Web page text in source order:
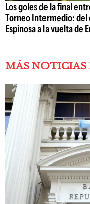
Los goles de la final
Torneo Intermedio: del
Espinosa a la vuelta de
MÁS NOTICIAS